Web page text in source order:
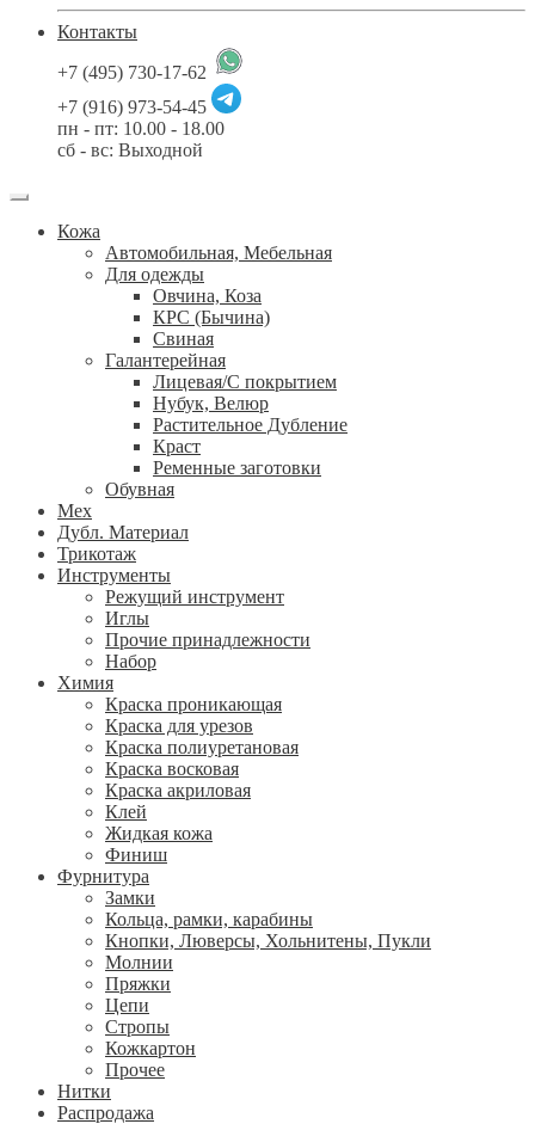
Контакты
+7 (495) 730-17-62
+7 (916) 973-54-45
пн - пт: 10.00 - 18.00
сб - вс: Выходной
Кожа
Автомобильная, Мебельная
Для одежды
Овчина, Коза
КРС (Бычина)
Свиная
Галантерейная
Лицевая/С покрытием
Нубук, Велюр
Растительное Дубление
Краст
Ременные заготовки
Обувная
Мех
Дубл. Материал
Трикотаж
Инструменты
Режущий инструмент
Иглы
Прочие принадлежности
Набор
Химия
Краска проникающая
Краска для урезов
Краска полиуретановая
Краска восковая
Краска акриловая
Клей
Жидкая кожа
Финиш
Фурнитура
Замки
Кольца, рамки, карабины
Кнопки, Люверсы, Хольнитены, Пукли
Молнии
Пряжки
Цепи
Стропы
Кожкартон
Прочее
Нитки
Распродажа